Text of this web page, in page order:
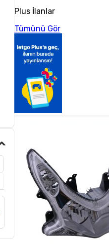
Plus İlanlar
Tümünü Gör